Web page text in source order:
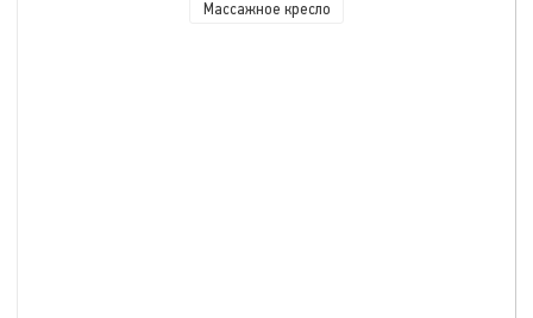
Массажное кресло